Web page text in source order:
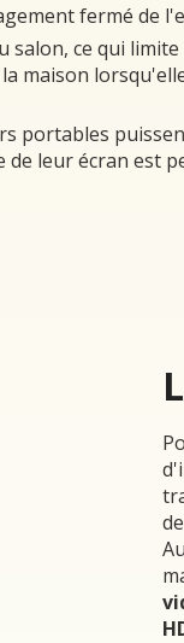
fermé de
salon, ce qui
maison
portables
de leur écran est